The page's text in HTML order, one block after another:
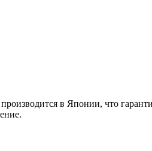
в Японии, что